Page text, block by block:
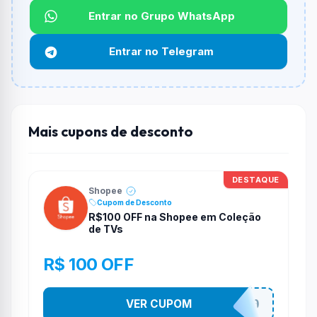
Não informado ou sem limite.
Funciona em qualquer produto?
Não necessariamente. Depende de itens participantes
e alguns vendedores ou produtos especificos podem
não aceitar cupons.
Entrar no Grupo WhatsApp
Entrar no Telegram
Mais cupons de desconto
DESTAQUE
Shopee
Cupom de Desconto
R$100 OFF na Shopee em Coleção
de TVs
R$ 100 OFF
TV100
VER CUPOM